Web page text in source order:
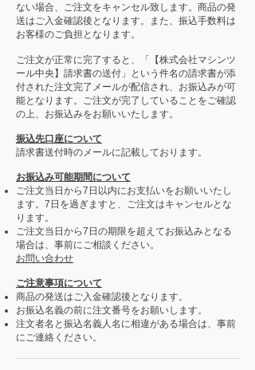
ない場合、ご注文をキャンセル致します。商品の発
送はご入金確認後となります。また、振込手数料は
お客様のご負担となります。
ご注文が正常に完了すると、「【株式会社マシンツ
ール中央】請求書の送付」という件名の請求書が添
付された注文完了メールが配信され、お振込みが可
能となります。ご注文が完了していることをご確認
の上、お振込みをお願いいたします。
振込先口座について
請求書送付時のメールに記載しております。
お振込み可能期間について
ご注文当日から7日以内にお支払いをお願いいたし
ます。7日を過ぎますと、ご注文はキャンセルとな
ります。
ご注文当日から7日の期限を超えてお振込みとなる
場合は、事前にご相談ください。
お問い合わせ
ご注意事項について
商品の発送はご入金確認後となります。
お振込名義の前に注文番号をお願いします。
注文者名と振込名義人名に相違がある場合は、事前
にご連絡ください。